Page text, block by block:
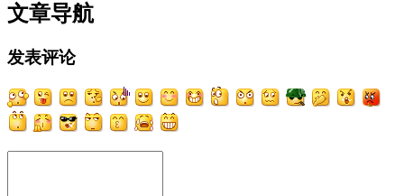
文章导航
发表评论